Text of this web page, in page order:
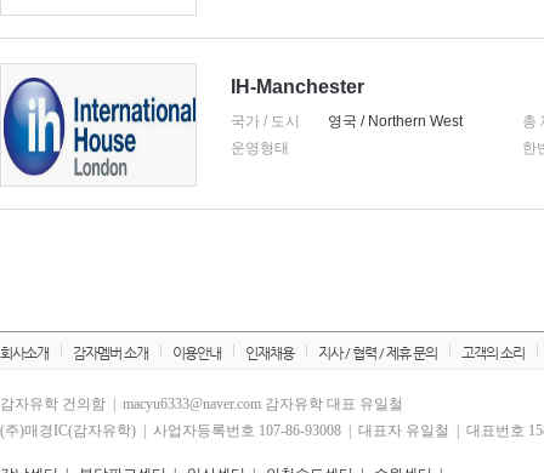
IH-Manchester
국가 / 도시 영국 / Northern West
총
운영형태
한
회사소개 감자멤버 소개 이용안내 인재채용 지사 / 협력 / 제휴 문의 고객의 소리
감자유학 건의함 | macyu6333@naver.com 감자유학 대표 유일철
(주)매경IC(감자유학) | 사업자등록번호 107-86-93008 | 대표자 유일철 | 대표번호